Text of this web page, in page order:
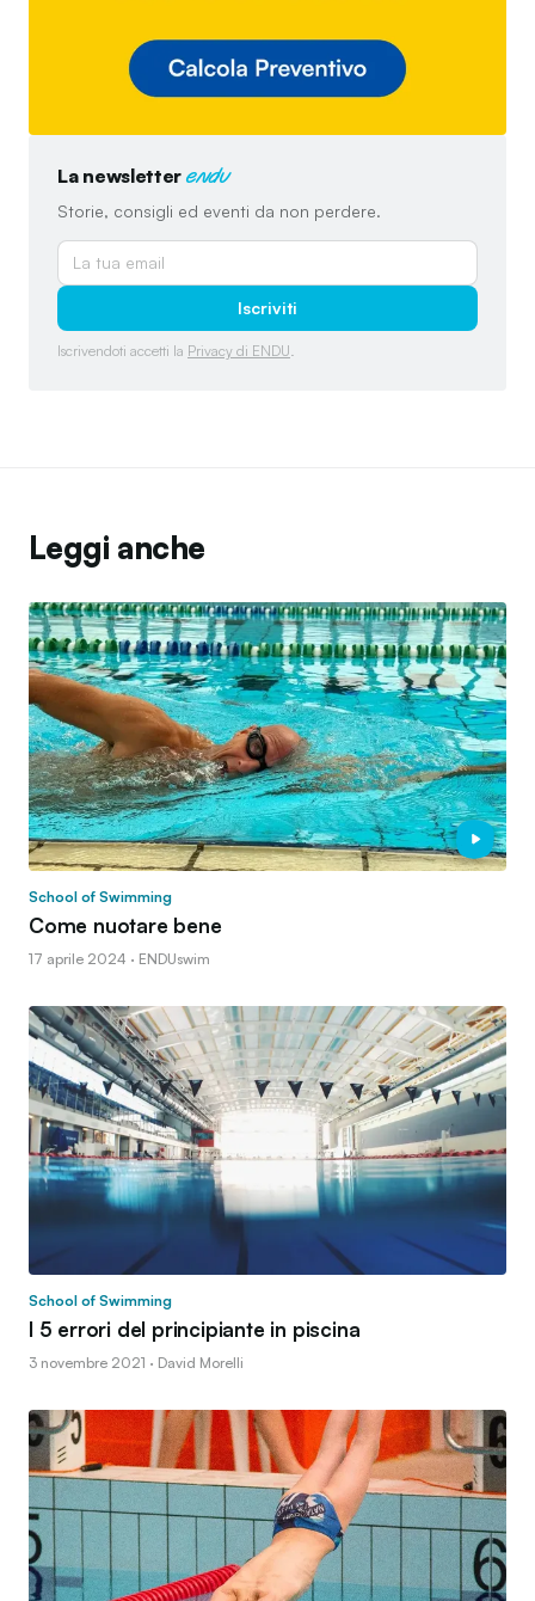
La newsletter endu
Storie, consigli ed eventi da non perdere.
Iscriviti
Iscrivendoti accetti la Privacy di ENDU.
Leggi anche
School of Swimming
Come nuotare bene
17 aprile 2024 · ENDUswim
School of Swimming
I 5 errori del principiante in piscina
3 novembre 2021 · David Morelli